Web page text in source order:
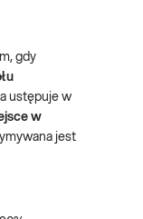
gdy
ustępuje w
w
jest